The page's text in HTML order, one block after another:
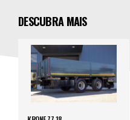
DESCUBRA MAIS